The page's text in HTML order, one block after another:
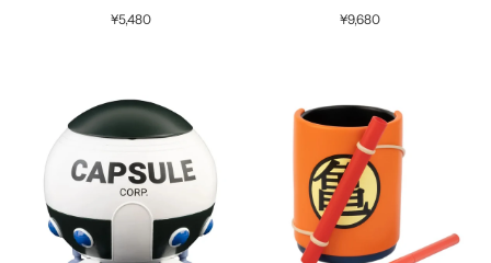
¥5,480
¥9,680